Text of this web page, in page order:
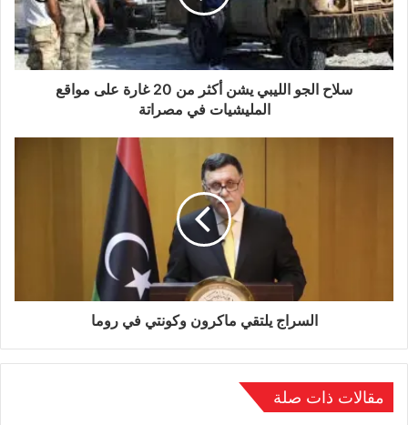
سلاح الجو الليبي يشن أكثر من 20 غارة على مواقع
المليشيات في مصراتة
السراج يلتقي ماكرون وكونتي في روما
مقالات ذات صلة